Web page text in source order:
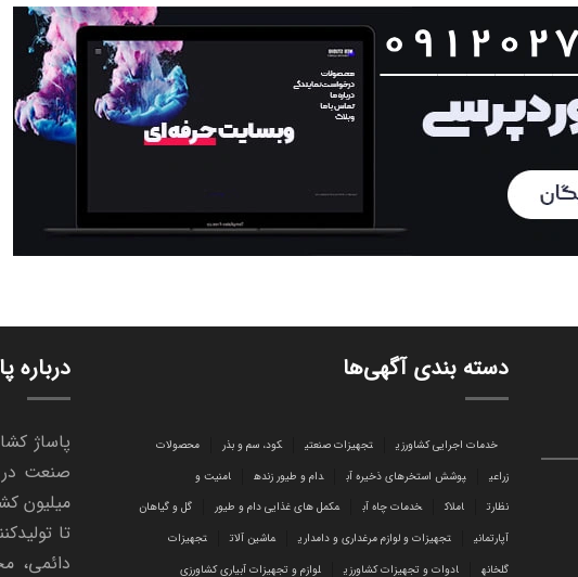
دسته بندی آگهی‌ها
خدمات اجرایی کشاورزی تجهیزات صنعتی کود، سم و بذر
محصولات
زراعی
پوشش استخرهای ذخیره آب دام و طیور زنده
امنیت و
نظارت
املاک خدمات چاه آب مکمل های غذایی دام و طیور
گل و گیاهان
آپارتمانی
تجهیزات و لوازم مرغداری و دامداری ماشین آلات
تجهیزات
گلخانه
ادوات و تجهیزات کشاورزی لوازم و تجهیزات آبیاری کشاورزی
درباره
پاساژ
صنعت در
میلیون
تا
دائمی،